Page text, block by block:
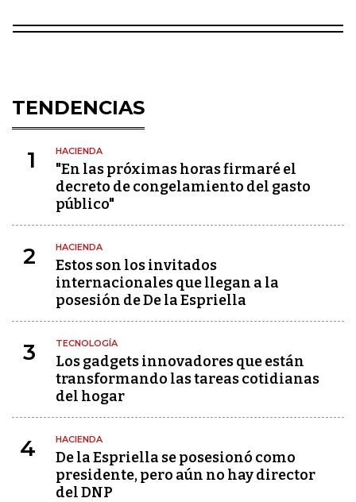
TENDENCIAS
1 HACIENDA
"En las próximas horas firmaré el
decreto de congelamiento del gasto
público"
2 HACIENDA
Estos son los invitados
internacionales que llegan a la
posesión de De la Espriella
3 TECNOLOGÍA
Los gadgets innovadores que están
transformando las tareas cotidianas
del hogar
4 HACIENDA
De la Espriella se posesionó como
presidente, pero aún no hay director
del DNP